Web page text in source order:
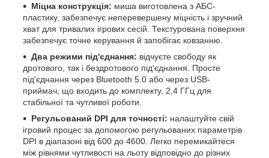
Міцна конструкція: миша виготовлена з АБС-
пластику, забезпечує неперевершену міцність і зручний
хват для тривалих ігрових сесій. Текстурована поверхня
забезпечує точне керування й запобігає ковзанню.
Два режими під'єднання: відчуєте свободу як
дротового, так і бездротового під'єднання. Просте
під'єднання через Bluetooth 5.0 або через USB-
приймач, що входить до комплекту, 2,4 ГГц для
стабільної та чутливої роботи.
Регульований DPI для точності: налаштуйте свій
ігровий процес за допомогою регульованих параметрів
DPI в діапазоні від 600 до 4600. Легко перемикайтеся
між рівнями чутливості на льоту відповідно до різних